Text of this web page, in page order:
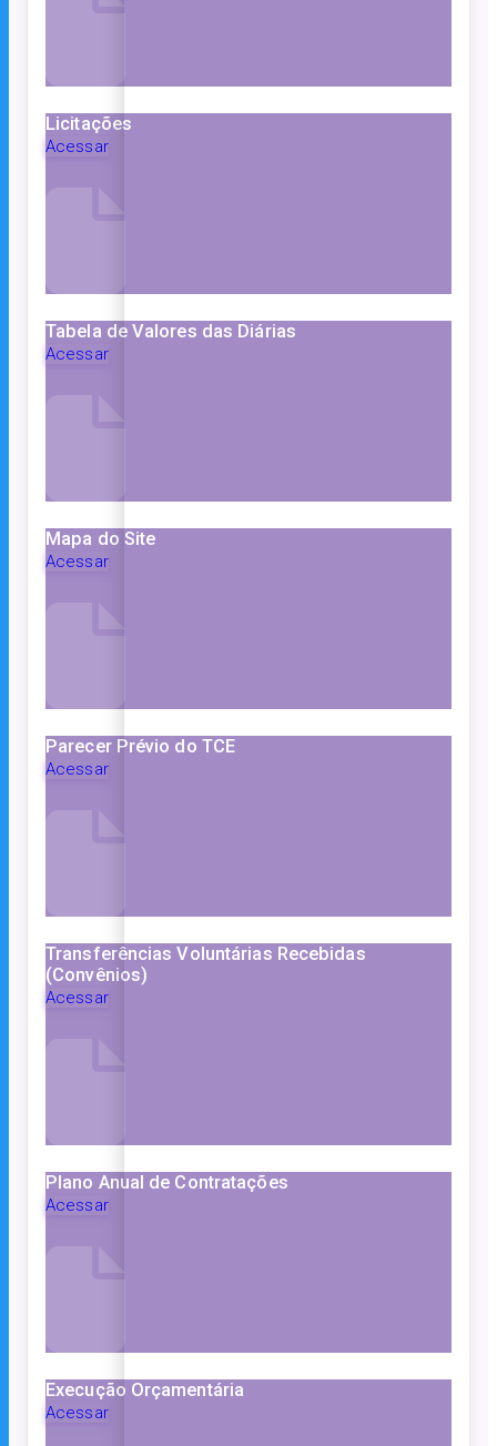
Licitações
Acessar
Tabela de Valores das Diárias
Acessar
Mapa do Site
Acessar
Parecer Prévio do TCE
Acessar
Transferências Voluntárias Recebidas
(Convênios)
Acessar
Plano Anual de Contratações
Acessar
Execução Orçamentária
Acessar